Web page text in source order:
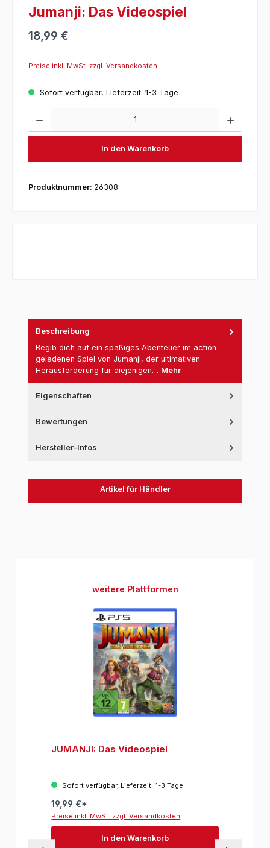
Jumanji: Das Videospiel
18,99 €
Preise inkl. MwSt. zzgl. Versandkosten
Sofort verfügbar, Lieferzeit: 1-3 Tage
In den Warenkorb
Produktnummer: 26308
Beschreibung
Begib dich auf ein spaßiges Abenteuer im action-
geladenen Spiel von Jumanji, der ultimativen
Herausforderung für diejenigen… Mehr
Eigenschaften
Bewertungen
Hersteller-Infos
Artikel für Händler
Produktgalerie überspringen
weitere Plattformen
JUMANJI: Das Videospiel
Sofort verfügbar, Lieferzeit: 1-3 Tage
19,99 €*
Preise inkl. MwSt. zzgl. Versandkosten
In den Warenkorb